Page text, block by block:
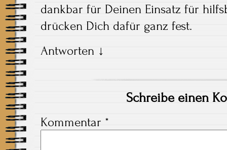
dankbar für Deinen Einsatz für
drücken Dich dafür ganz fest.
Antworten ↓
Schreibe einen
Kommentar *